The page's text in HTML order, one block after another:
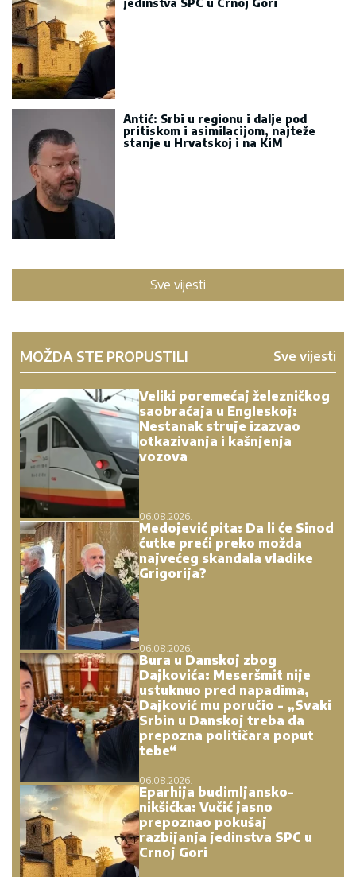
jedinstva SPC u Crnoj Gori
Antić: Srbi u regionu i dalje pod
pritiskom i asimilacijom, najteže
stanje u Hrvatskoj i na KiM
Sve vijesti
MOŽDA STE PROPUSTILI Sve vijesti
Veliki poremećaj železničkog
saobraćaja u Engleskoj:
Nestanak struje izazvao
otkazivanja i kašnjenja
vozova
06.08.2026.
Medojević pita: Da li će Sinod
ćutke preći preko možda
najvećeg skandala vladike
Grigorija?
06.08.2026.
Bura u Danskoj zbog
Dajkovića: Meseršmit nije
ustuknuo pred napadima,
Dajković mu poručio - „Svaki
Srbin u Danskoj treba da
prepozna političara poput
tebe“
06.08.2026.
Eparhija budimljansko-
nikšićka: Vučić jasno
prepoznao pokušaj
razbijanja jedinstva SPC u
Crnoj Gori